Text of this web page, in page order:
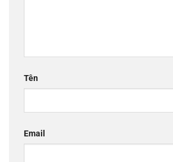
Tên
Email